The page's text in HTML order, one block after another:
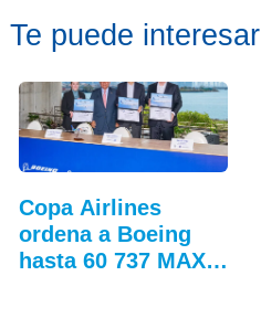
Te puede interesar
Copa Airlines
ordena a Boeing
hasta 60 737 MAX